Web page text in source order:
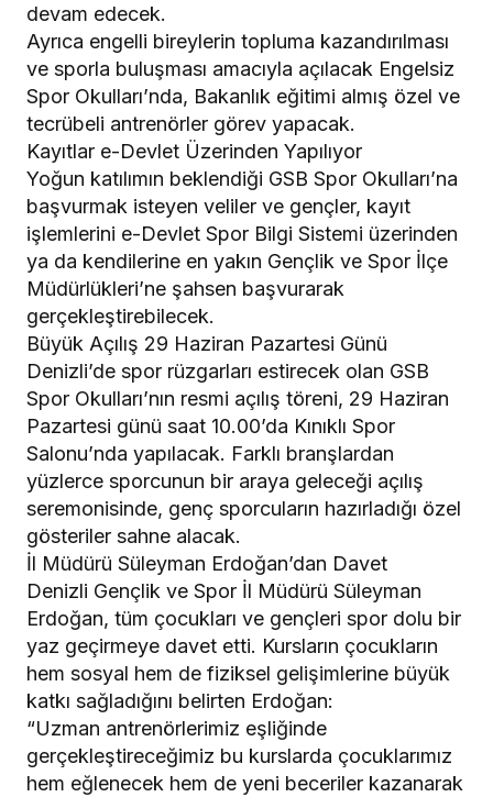
devam edecek.
​Ayrıca engelli bireylerin topluma kazandırılması
ve sporla buluşması amacıyla açılacak Engelsiz
Spor Okulları’nda, Bakanlık eğitimi almış özel ve
tecrübeli antrenörler görev yapacak.
​Kayıtlar e-Devlet Üzerinden Yapılıyor
​Yoğun katılımın beklendiği GSB Spor Okulları’na
başvurmak isteyen veliler ve gençler, kayıt
işlemlerini e-Devlet Spor Bilgi Sistemi üzerinden
ya da kendilerine en yakın Gençlik ve Spor İlçe
Müdürlükleri’ne şahsen başvurarak
gerçekleştirebilecek.
​Büyük Açılış 29 Haziran Pazartesi Günü
​Denizli’de spor rüzgarları estirecek olan GSB
Spor Okulları’nın resmi açılış töreni, 29 Haziran
Pazartesi günü saat 10.00’da Kınıklı Spor
Salonu’nda yapılacak. Farklı branşlardan
yüzlerce sporcunun bir araya geleceği açılış
seremonisinde, genç sporcuların hazırladığı özel
gösteriler sahne alacak.
​İl Müdürü Süleyman Erdoğan’dan Davet
​Denizli Gençlik ve Spor İl Müdürü Süleyman
Erdoğan, tüm çocukları ve gençleri spor dolu bir
yaz geçirmeye davet etti. Kursların çocukların
hem sosyal hem de fiziksel gelişimlerine büyük
katkı sağladığını belirten Erdoğan:
“Uzman antrenörlerimiz eşliğinde
gerçekleştireceğimiz bu kurslarda çocuklarımız
hem eğlenecek hem de yeni beceriler kazanarak